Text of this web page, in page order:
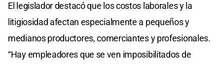
El legislador destacó que los costos laborales y la
litigiosidad afectan especialmente a pequeños y
medianos productores, comerciantes y profesionales.
“Hay empleadores que se ven imposibilitados de